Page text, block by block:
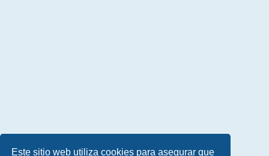
Este sitio web utiliza cookies para asegurar que